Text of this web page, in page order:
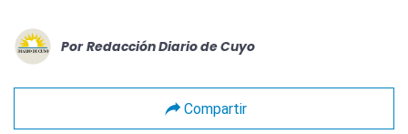
Por Redacción Diario de Cuyo
Compartir